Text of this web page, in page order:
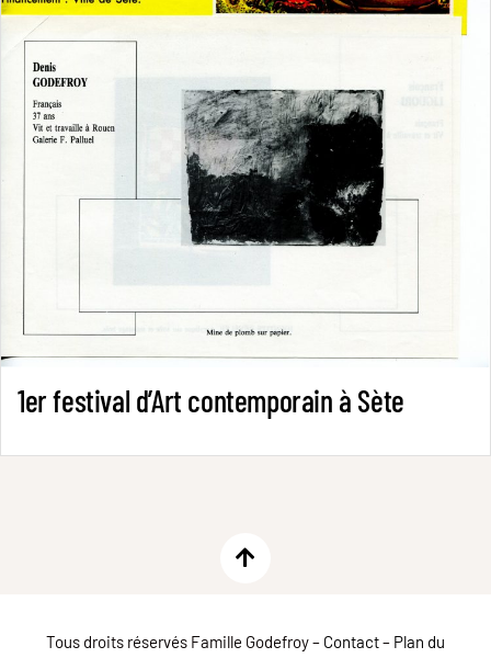
1er festival d’Art contemporain à Sète
Tous droits réservés Famille Godefroy – Contact– Plan du